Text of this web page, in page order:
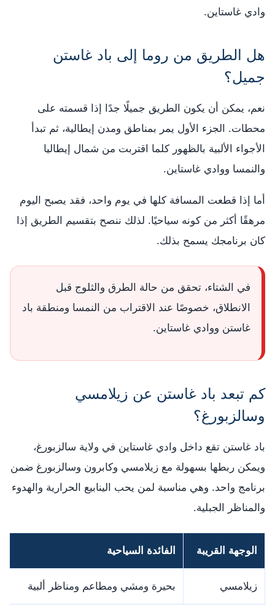
وادي غاستاين.
هل الطريق من روما إلى باد غاستن
جميل؟
نعم، يمكن أن يكون الطريق جميلًا جدًا إذا قسمته على
محطات. الجزء الأول يمر بمناطق ومدن إيطالية، ثم تبدأ
الأجواء الألبية بالظهور كلما اقتربت من شمال إيطاليا
والنمسا ووادي غاستاين.
أما إذا قطعت المسافة كلها في يوم واحد، فقد يصبح اليوم
مرهقًا أكثر من كونه سياحيًا. لذلك ننصح بتقسيم الطريق إذا
كان برنامجك يسمح بذلك.
في الشتاء، تحقق من حالة الطرق والثلوج قبل
الانطلاق، خصوصًا عند الاقتراب من النمسا ومنطقة باد
غاستن ووادي غاستاين.
كم تبعد باد غاستن عن زيلامسي
وسالزبورغ؟
باد غاستن تقع داخل وادي غاستاين في ولاية سالزبورغ،
ويمكن ربطها بسهولة مع زيلامسي وكابرون وسالزبورغ ضمن
برنامج واحد. وهي مناسبة لمن يحب الينابيع الحرارية والهدوء
والمناظر الجبلية.
الوجهة القريبة الفائدة السياحية
زيلامسي بحيرة ومشي ومطاعم ومناظر ألبية